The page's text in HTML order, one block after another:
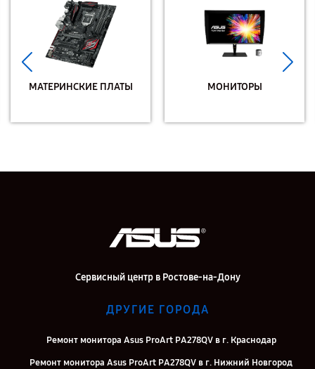
МАТЕРИНСКИЕ ПЛАТЫ МОНИТОРЫ
Сервисный центр в Ростове-на-Дону
ДРУГИЕ ГОРОДА
Ремонт монитора Asus ProArt PA278QV в г. Краснодар
Ремонт монитора Asus ProArt PA278QV в г. Нижний Новгород